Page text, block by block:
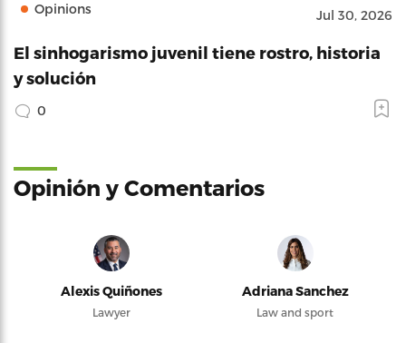
Opinions Jul 30, 2026
El sinhogarismo juvenil tiene rostro, historia
y solución
0
Opinión y Comentarios
Alexis Quiñones
Lawyer
Adriana Sanchez
Law and sport